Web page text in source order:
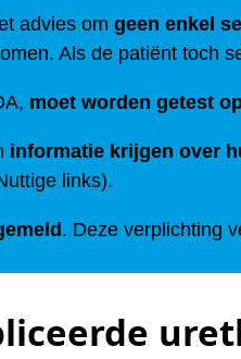
advies om geen enkel
Als de patiënt toch
moet worden getest
informatie krijgen over
links).
. Deze verplichting